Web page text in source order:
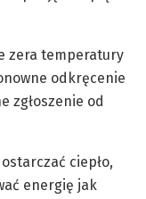
zera temperatury
odkręcenie
zgłoszenie od
ciepło,
energię jak